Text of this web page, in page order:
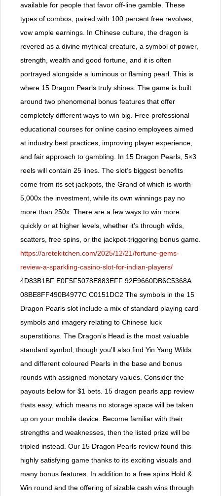
available for people that favor off-line gamble. These
types of combos, paired with 100 percent free revolves,
vow ample earnings. In Chinese culture, the dragon is
revered as a divine mythical creature, a symbol of power,
strength, wealth and good fortune, and it is often
portrayed alongside a luminous or flaming pearl. This is
where 15 Dragon Pearls truly shines. The game is built
around two phenomenal bonus features that offer
completely different ways to win big. Free professional
educational courses for online casino employees aimed
at industry best practices, improving player experience,
and fair approach to gambling. In 15 Dragon Pearls, 5×3
reels will contain 25 lines. The slot’s biggest benefits
come from its set jackpots, the Grand of which is worth
5,000x the investment, while its own winnings pay no
more than 250x. There are a few ways to win more
quickly or at higher levels, whether it’s through wilds,
scatters, free spins, or the jackpot-triggering bonus game.
https://aretekitchen.com/2025/12/21/fortune-gems-
review-a-sparkling-casino-slot-for-indian-players/
4D83B1BF E0F5F5078E883EFF 92E9660DB6C5368A
08BE8FF490B4977C C0151DC2 The symbols in the 15
Dragon Pearls slot include a mix of standard playing card
symbols and imagery relating to Chinese luck
superstitions. The Dragon’s Head is the most valuable
standard symbol, though you’ll also find Yin Yang Wilds
and different coloured Pearls in the base and bonus
rounds with assigned monetary values. Consider the
payouts below for $1 bets. 15 dragon pearls app review
thats easy, which means no storage space will be taken
up on your mobile device. Become familiar with their
strengths and weaknesses, then the listed prize will be
tripled instead. Our 15 Dragon Pearls review found this
highly satisfying game thanks to its exciting visuals and
many bonus features. In addition to a free spins Hold &
Win round and the offering of sizable cash wins through